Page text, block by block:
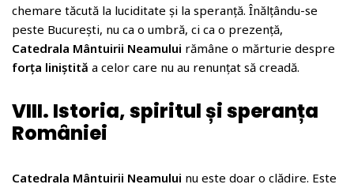
chemare tăcută la luciditate și la speranță. Înălțându-se
peste București, nu ca o umbră, ci ca o prezență,
Catedrala Mântuirii Neamului rămâne o mărturie despre
forța liniștită a celor care nu au renunțat să creadă.
VIII. Istoria, spiritul și speranța
României
Catedrala Mântuirii Neamului nu este doar o clădire. Este